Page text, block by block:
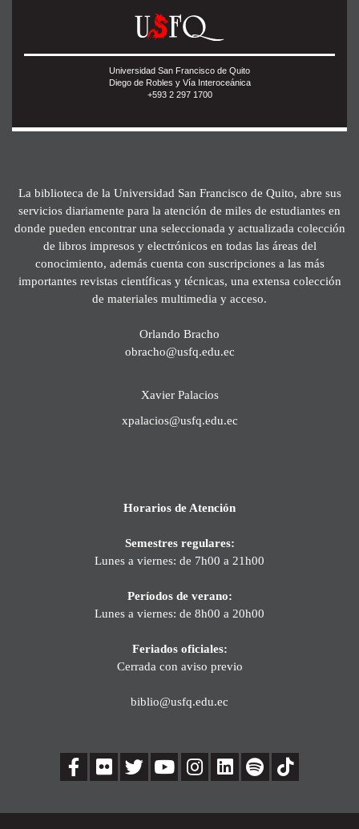
Universidad San Francisco de Quito
Diego de Robles y Vía Interoceánica
+593 2 297 1700
La biblioteca de la Universidad San Francisco de Quito, abre sus
servicios diariamente para la atención de miles de estudiantes en
donde pueden encontrar una seleccionada y actualizada colección
de libros impresos y electrónicos en todas las áreas del
conocimiento, además cuenta con suscripciones a las más
importantes revistas científicas y técnicas, una extensa colección
de materiales multimedia y acceso.
Orlando Bracho
obracho@usfq.edu.ec
Xavier Palacios
xpalacios@usfq.edu.ec
Horarios de Atención
Semestres regulares:
Lunes a viernes: de 7h00 a 21h00
Períodos de verano:
Lunes a viernes: de 8h00 a 20h00
Feriados oficiales:
Cerrada con aviso previo
biblio@usfq.edu.ec